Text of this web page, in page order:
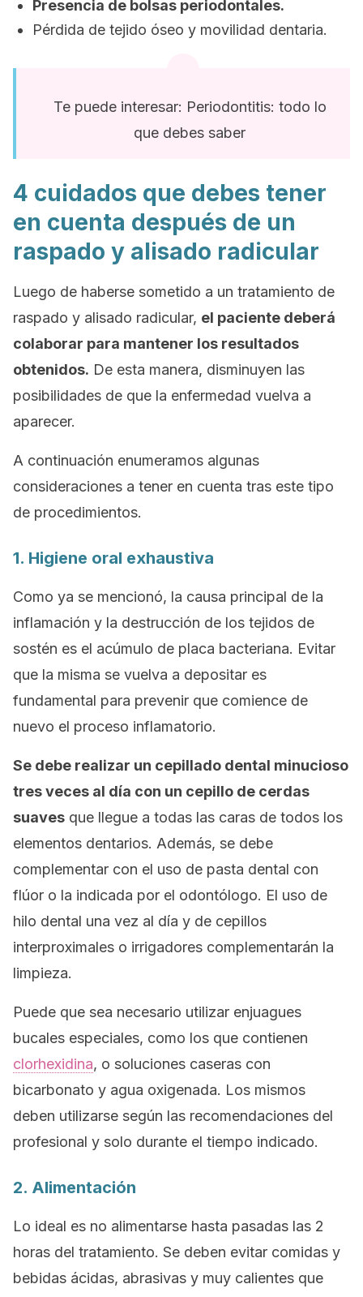
Presencia de bolsas periodontales.
Pérdida de tejido óseo y movilidad dentaria.
Te puede interesar: Periodontitis: todo lo
que debes saber
4 cuidados que debes tener
en cuenta después de un
raspado y alisado radicular
Luego de haberse sometido a un tratamiento de
raspado y alisado radicular, el paciente deberá
colaborar para mantener los resultados
obtenidos. De esta manera, disminuyen las
posibilidades de que la enfermedad vuelva a
aparecer.
A continuación enumeramos algunas
consideraciones a tener en cuenta tras este tipo
de procedimientos.
1. Higiene oral exhaustiva
Como ya se mencionó, la causa principal de la
inflamación y la destrucción de los tejidos de
sostén es el acúmulo de placa bacteriana. Evitar
que la misma se vuelva a depositar es
fundamental para prevenir que comience de
nuevo el proceso inflamatorio.
Se debe realizar un cepillado dental minucioso
tres veces al día con un cepillo de cerdas
suaves que llegue a todas las caras de todos los
elementos dentarios. Además, se debe
complementar con el uso de pasta dental con
flúor o la indicada por el odontólogo. El uso de
hilo dental una vez al día y de cepillos
interproximales o irrigadores complementarán la
limpieza.
Puede que sea necesario utilizar enjuagues
bucales especiales, como los que contienen
clorhexidina, o soluciones caseras con
bicarbonato y agua oxigenada. Los mismos
deben utilizarse según las recomendaciones del
profesional y solo durante el tiempo indicado.
2. Alimentación
Lo ideal es no alimentarse hasta pasadas las 2
horas del tratamiento. Se deben evitar comidas y
bebidas ácidas, abrasivas y muy calientes que